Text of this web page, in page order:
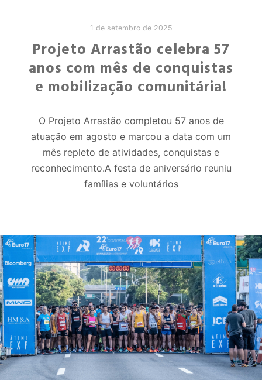
1 de setembro de 2025
Projeto Arrastão celebra 57
anos com mês de conquistas
e mobilização comunitária!
O Projeto Arrastão completou 57 anos de
atuação em agosto e marcou a data com um
mês repleto de atividades, conquistas e
reconhecimento.A festa de aniversário reuniu
famílias e voluntários